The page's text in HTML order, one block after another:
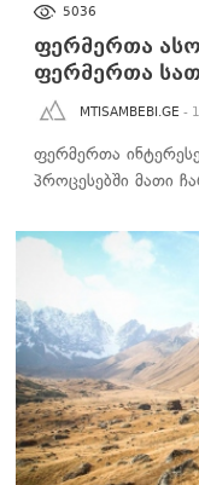
5036
ფერმერთა
ფერმერთა
MTISAMBEBI.GE -
ფერმერთა
პროცესებში მათი